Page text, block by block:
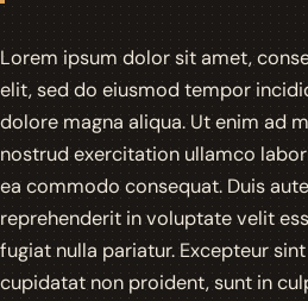
Lorem ipsum dolor sit amet,
elit, sed do eiusmod tempor
dolore magna aliqua. Ut enim ad
nostrud exercitation ullamco
ea commodo consequat. Duis
reprehenderit in voluptate velit
fugiat nulla pariatur. Excepteur
cupidatat non proident, sunt in